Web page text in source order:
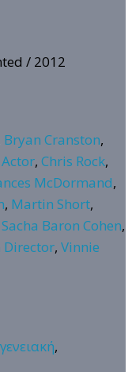
/ 2012
Bryan Cranston,
, Chris Rock,
McDormand,
, Martin Short,
Sacha Baron Cohen,
Director, Vinnie
,